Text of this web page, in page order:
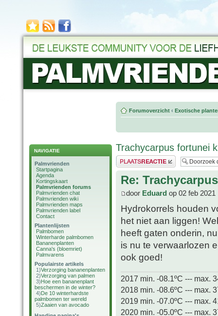
NAVIGATIE
Palmvrienden
Startpagina
Agenda
Kortingskaart
Palmvrienden forums
Palmvrienden chat
Palmvrienden wiki
Palmvrienden maps
Palmvrienden label
Contact
Plantenlijsten
Palmbomen
Winterharde palmbomen
Bananenplanten
Canna's (bloemriet)
Palmvarens
Populairste artikels
1)Verzorging bananenplanten
2)Verzorging van palmen
3)Hoe een bananenplant
beschermen in de winter?
4)De 10 winterhardste
palmbomen ter wereld
5)Zaaien van avocado
Forumoverzicht ‹ Exotische
Trachycarpus fortunei
Plaats een reactie
Re:
door Eduard op 02 feb 2021
Hydrokorrels houden
het niet aan liggen!
heeft gaten onderin,
is nu te verwaarlozen
ook goed!
2017 min. -08.1ºC --- max.
2018 min. -08.6ºC --- max.
2019 min. -07.0ºC --- max.
2020 min. -05.0ºC --- max.